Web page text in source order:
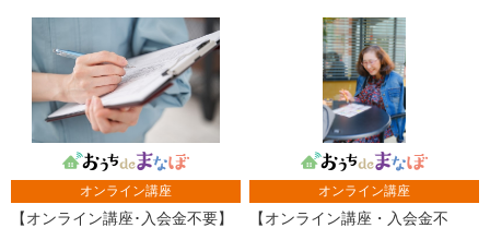
オンライン講座
【オンライン講座･入会金不要】
オンライン講座
【オンライン講座・入会金不